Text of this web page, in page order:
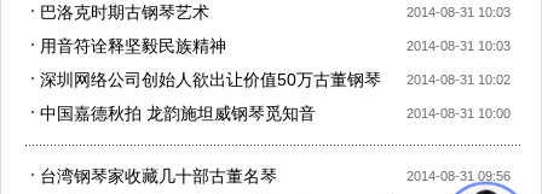
2014-08-31 10:03
巴洛克时期古钢琴艺术
2014-08-31 10:03
用音符诠释坚毅民族精神
2014-08-31 10:02
深圳网络公司创始人欲出让价值50万古董钢琴
2014-08-31 10:00
中国嘉德秋拍 龙韵施坦威钢琴觅知音
2014-08-31 09:56
台湾钢琴家收藏几十部古董名琴